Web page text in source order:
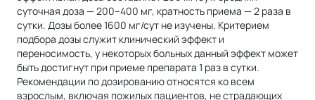
суточная доза — 200–400 мг, кратность приема — 2 раза в
сутки. Дозы более 1600 мг/сут не изучены. Критерием
подбора дозы служит клинический эффект и
переносимость, у некоторых больных данный эффект может
быть достигнут при приеме препарата 1 раз в сутки.
Рекомендации по дозированию относятся ко всем
взрослым, включая пожилых пациентов, не страдающих